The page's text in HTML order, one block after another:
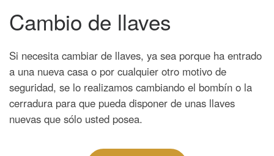
Cambio de llaves
Si necesita cambiar de llaves, ya sea porque ha entrado
a una nueva casa o por cualquier otro motivo de
seguridad, se lo realizamos cambiando el bombín o la
cerradura para que pueda disponer de unas llaves
nuevas que sólo usted posea.